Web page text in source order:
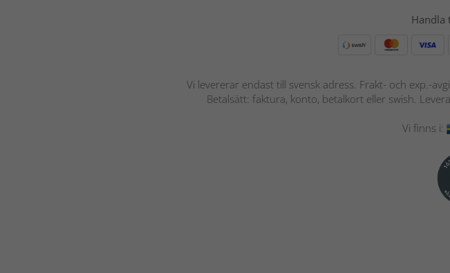
Handla
Vi levererar endast till svensk adress. Frakt- och exp.-
Betalsätt: faktura, konto, betalkort eller swish.
Vi finns i: